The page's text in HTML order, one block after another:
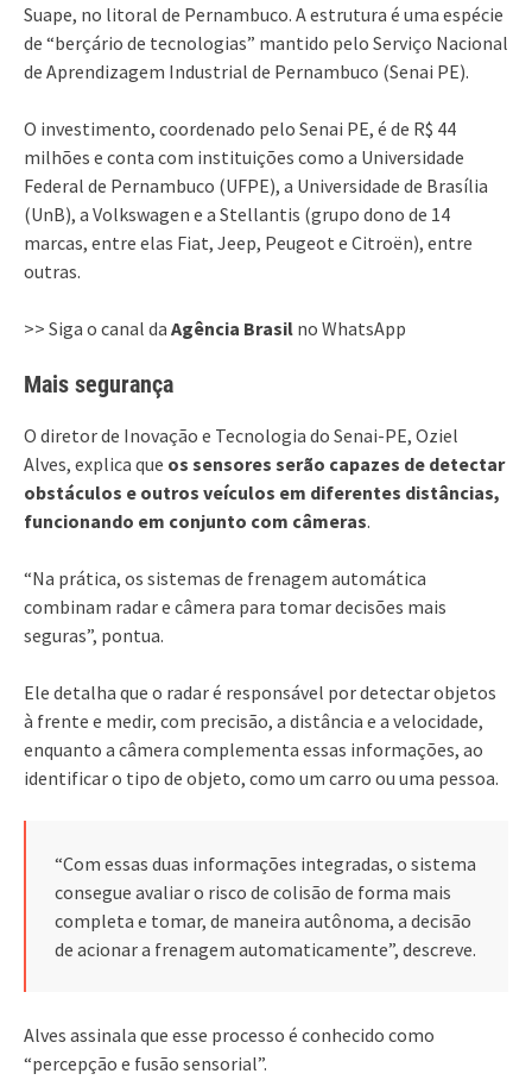
Suape, no litoral de Pernambuco. A estrutura é uma espécie
de “berçário de tecnologias” mantido pelo Serviço Nacional
de Aprendizagem Industrial de Pernambuco (Senai PE).
O investimento, coordenado pelo Senai PE, é de R$ 44
milhões e conta com instituições como a Universidade
Federal de Pernambuco (UFPE), a Universidade de Brasília
(UnB), a Volkswagen e a Stellantis (grupo dono de 14
marcas, entre elas Fiat, Jeep, Peugeot e Citroën), entre
outras.
>> Siga o canal da Agência Brasil no WhatsApp
Mais segurança
O diretor de Inovação e Tecnologia do Senai-PE, Oziel
Alves, explica que os sensores serão capazes de detectar
obstáculos e outros veículos em diferentes distâncias,
funcionando em conjunto com câmeras.
“Na prática, os sistemas de frenagem automática
combinam radar e câmera para tomar decisões mais
seguras”, pontua.
Ele detalha que o radar é responsável por detectar objetos
à frente e medir, com precisão, a distância e a velocidade,
enquanto a câmera complementa essas informações, ao
identificar o tipo de objeto, como um carro ou uma pessoa.
“Com essas duas informações integradas, o sistema
consegue avaliar o risco de colisão de forma mais
completa e tomar, de maneira autônoma, a decisão
de acionar a frenagem automaticamente”, descreve.
Alves assinala que esse processo é conhecido como
“percepção e fusão sensorial”.